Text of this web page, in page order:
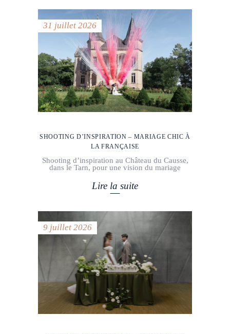
31 juillet 2026
SHOOTING D’INSPIRATION – MARIAGE CHIC À
LA FRANÇAISE
Shooting d’inspiration au Château du Causse,
dans le Tarn, pour une vision du mariage
Lire la suite
9 juillet 2026